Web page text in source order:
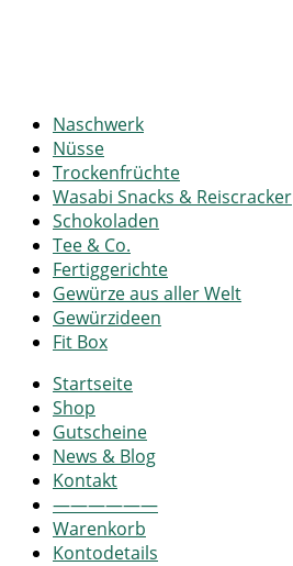
Naschwerk
Nüsse
Trockenfrüchte
Wasabi Snacks & Reiscracker
Schokoladen
Tee & Co.
Fertiggerichte
Gewürze aus aller Welt
Gewürzideen
Fit Box
Startseite
Shop
Gutscheine
News & Blog
Kontakt
——————
Warenkorb
Kontodetails